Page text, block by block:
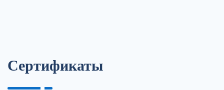
Сертификаты